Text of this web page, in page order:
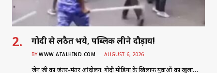
गोदी से लठैत भये, पब्लिक लीने दौड़ाय!
BY WWW.ATALHIND.COM AUGUST 6, 2026
जेन जी का जंतर-मंतर आंदोलन: गोदी मीडिया के खिलाफ युवाओं का खुला…